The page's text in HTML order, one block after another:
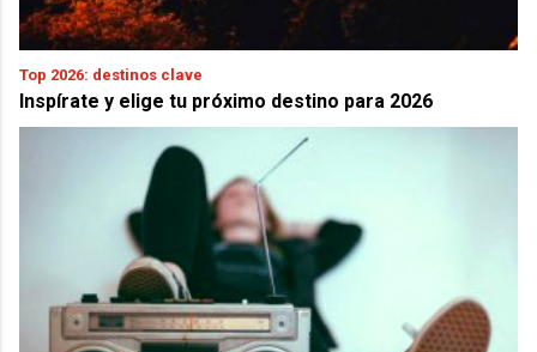
Top 2026: destinos clave
Inspírate y elige tu próximo destino para 2026